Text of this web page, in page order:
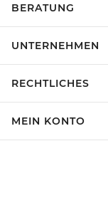
BERATUNG
UNTERNEHMEN
RECHTLICHES
MEIN KONTO